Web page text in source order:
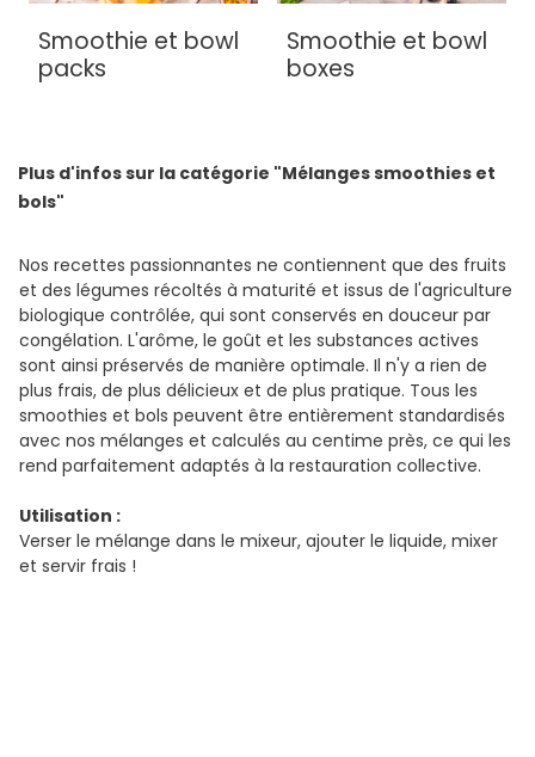
Smoothie et bowl
packs
Smoothie et bowl
boxes
Plus d'infos sur la catégorie "Mélanges smoothies et
bols"
Nos recettes passionnantes ne contiennent que des fruits
et des légumes récoltés à maturité et issus de l'agriculture
biologique contrôlée, qui sont conservés en douceur par
congélation. L'arôme, le goût et les substances actives
sont ainsi préservés de manière optimale. Il n'y a rien de
plus frais, de plus délicieux et de plus pratique. Tous les
smoothies et bols peuvent être entièrement standardisés
avec nos mélanges et calculés au centime près, ce qui les
rend parfaitement adaptés à la restauration collective.
Utilisation :
Verser le mélange dans le mixeur, ajouter le liquide, mixer
et servir frais !